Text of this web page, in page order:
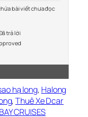
bài viết chưa đọc
trả lời
hạ long, Halong
,Thuê Xe Dcar
CRUISES